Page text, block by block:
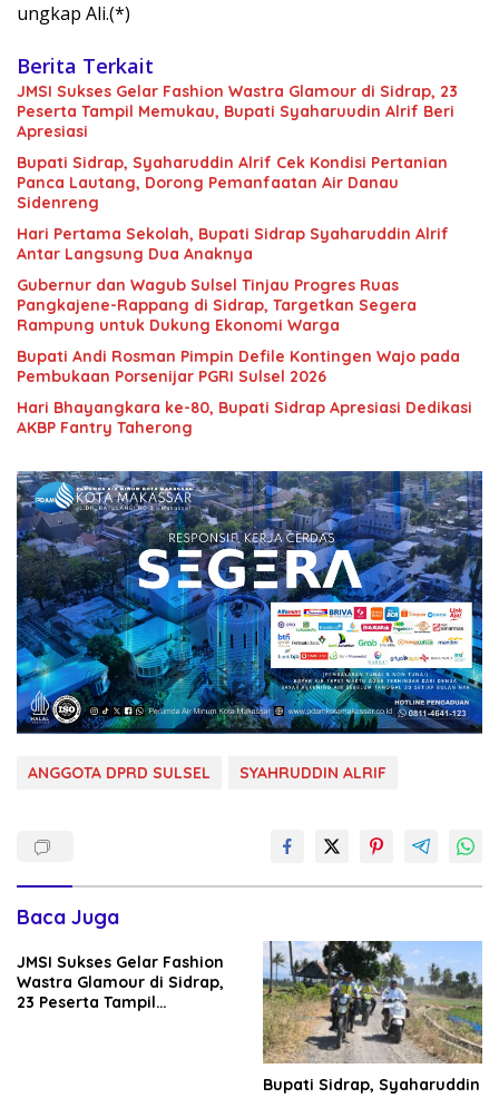
ungkap Ali.(*)
Berita Terkait
JMSI Sukses Gelar Fashion Wastra Glamour di Sidrap, 23
Peserta Tampil Memukau, Bupati Syaharuudin Alrif Beri
Apresiasi
Bupati Sidrap, Syaharuddin Alrif Cek Kondisi Pertanian
Panca Lautang, Dorong Pemanfaatan Air Danau
Sidenreng
Hari Pertama Sekolah, Bupati Sidrap Syaharuddin Alrif
Antar Langsung Dua Anaknya
Gubernur dan Wagub Sulsel Tinjau Progres Ruas
Pangkajene-Rappang di Sidrap, Targetkan Segera
Rampung untuk Dukung Ekonomi Warga
Bupati Andi Rosman Pimpin Defile Kontingen Wajo pada
Pembukaan Porsenijar PGRI Sulsel 2026
Hari Bhayangkara ke-80, Bupati Sidrap Apresiasi Dedikasi
AKBP Fantry Taherong
ANGGOTA DPRD SULSEL SYAHRUDDIN ALRIF
Baca Juga
JMSI Sukses Gelar Fashion
Wastra Glamour di Sidrap,
23 Peserta Tampil
Bupati Sidrap, Syaharuddin